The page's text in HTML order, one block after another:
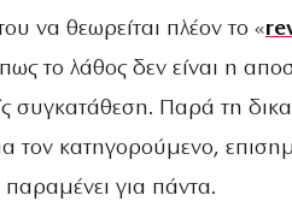
να θεωρείται πλέον το «
το λάθος δεν είναι η
συγκατάθεση. Παρά τη
τον κατηγορούμενο,
παραμένει για πάντα.